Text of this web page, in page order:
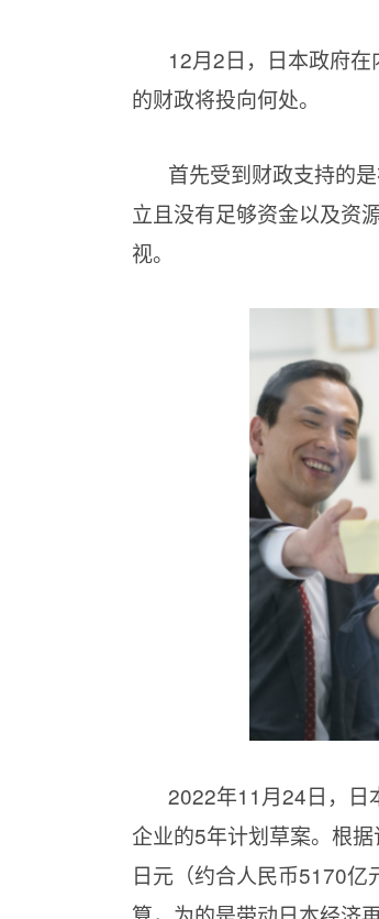
12月2日，日本政府
的财政将投向何处。
首先受到财政支持的
立且没有足够资金以及资
视。
2022年11月24日，日
企业的5年计划草案。根
日元（约合人民币5170